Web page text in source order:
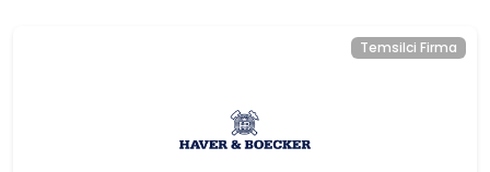
Temsilci Firma